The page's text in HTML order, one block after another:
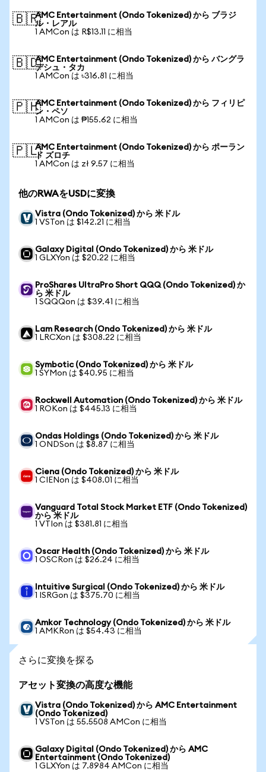
🇧🇷AMC Entertainment (Ondo Tokenized) から ブラジ
ル・レアル
1 AMCon は R$13.11 に相当
🇧🇩AMC Entertainment (Ondo Tokenized) から バングラ
デシュ・タカ
1 AMCon は ৳316.81 に相当
🇵🇭AMC Entertainment (Ondo Tokenized) から フィリピ
ン・ペソ
1 AMCon は ₱155.62 に相当
🇵🇱AMC Entertainment (Ondo Tokenized) から ポーラン
ド ズロチ
1 AMCon は zł 9.57 に相当
他のRWAをUSDに変換
Vistra (Ondo Tokenized) から 米ドル
1 VSTon は $142.21 に相当
Galaxy Digital (Ondo Tokenized) から 米ドル
1 GLXYon は $20.22 に相当
ProShares UltraPro Short QQQ (Ondo Tokenized) か
ら 米ドル
1 SQQQon は $39.41 に相当
Lam Research (Ondo Tokenized) から 米ドル
1 LRCXon は $308.22 に相当
Symbotic (Ondo Tokenized) から 米ドル
1 SYMon は $40.95 に相当
Rockwell Automation (Ondo Tokenized) から 米ドル
1 ROKon は $445.13 に相当
Ondas Holdings (Ondo Tokenized) から 米ドル
1 ONDSon は $8.87 に相当
Ciena (Ondo Tokenized) から 米ドル
1 CIENon は $408.01 に相当
Vanguard Total Stock Market ETF (Ondo Tokenized)
から 米ドル
1 VTIon は $381.81 に相当
Oscar Health (Ondo Tokenized) から 米ドル
1 OSCRon は $26.24 に相当
Intuitive Surgical (Ondo Tokenized) から 米ドル
1 ISRGon は $375.70 に相当
Amkor Technology (Ondo Tokenized) から 米ドル
1 AMKRon は $54.43 に相当
さらに変換を探る
アセット変換の高度な機能
Vistra (Ondo Tokenized) から AMC Entertainment
(Ondo Tokenized)
1 VSTon は 55.5508 AMCon に相当
Galaxy Digital (Ondo Tokenized) から AMC
Entertainment (Ondo Tokenized)
1 GLXYon は 7.8984 AMCon に相当